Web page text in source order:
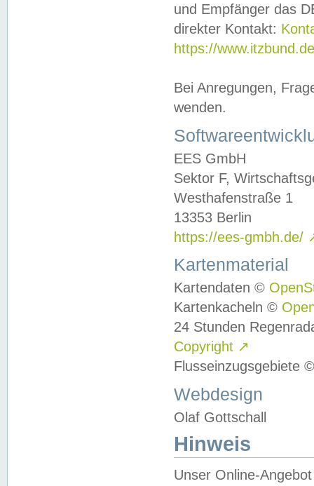
und Empfänger das
direkter Kontakt:
https://
Bei Anregungen,
wenden.
EES GmbH
Sektor F,
Westhafenstraße 1
13353 Berlin
https://ees-gmbh.de/
Kartenmaterial
Kartendaten ©
Kartenkacheln ©
24 Stunden
Copyright ↗
Flusseinzugsgebiete
Webdesign
Olaf Gottschall
Hinweis
Unser Online-